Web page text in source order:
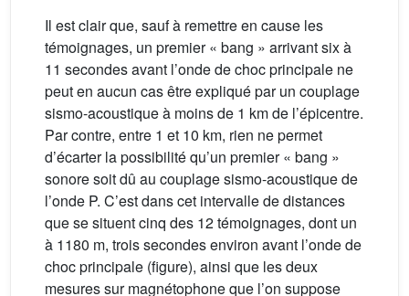
Il est clair que, sauf à remettre en cause les
témoignages, un premier « bang » arrivant six à
11 secondes avant l’onde de choc principale ne
peut en aucun cas être expliqué par un couplage
sismo-acoustique à moins de 1 km de l’épicentre.
Par contre, entre 1 et 10 km, rien ne permet
d’écarter la possibilité qu’un premier « bang »
sonore soit dû au couplage sismo-acoustique de
l’onde P. C’est dans cet intervalle de distances
que se situent cinq des 12 témoignages, dont un
à 1180 m, trois secondes environ avant l’onde de
choc principale (figure), ainsi que les deux
mesures sur magnétophone que l’on suppose